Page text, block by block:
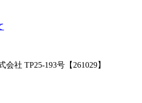
社 TP25-193号【261029】